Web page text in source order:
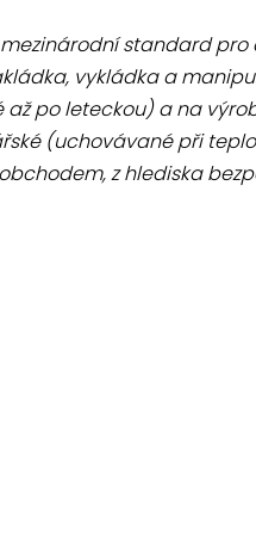
mezinárodní standard
vykládka a
po leteckou) a na
(uchovávané při
z hlediska